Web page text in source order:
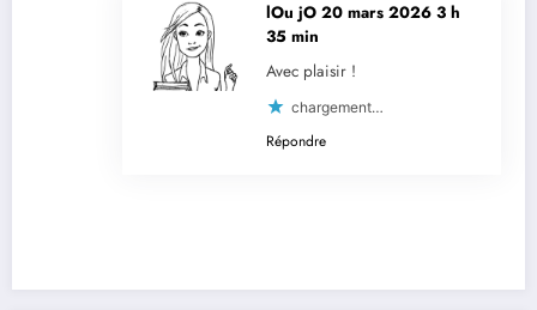
lOu jO 20 mars 2026 3 h
35 min
Avec plaisir !
chargement…
Répondre